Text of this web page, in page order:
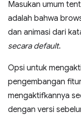
Masukan umum
adalah bahwa
dan animasi dari
secara default.
Opsi untuk
pengembangan
mengaktifkannya
dengan versi